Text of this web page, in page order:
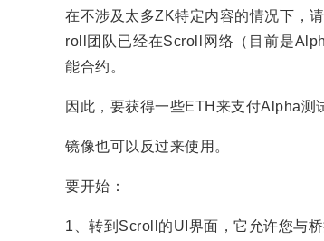
在不涉及太多ZK特定内容的情况下，
roll团队已经在Scroll网络（目前是
能合约。
因此，要获得一些ETH来支付Alpha测
镜像也可以反过来使用。
要开始：
1、转到Scroll的UI界面，它允许您与桥